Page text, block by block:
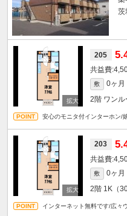
茨
205
敷 0ヶ月
2階 ワン
安心のモニタ付インターホン/
203
敷 0ヶ月
2階 1K（
インターネット無料です/広々